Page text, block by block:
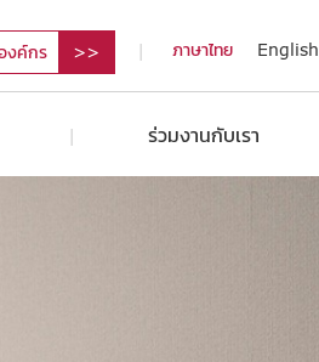
งค์กร ภาษาไทย English
ร่วมงานกับเรา